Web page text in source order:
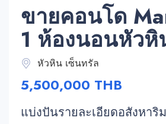
ขายคอนโด
1 ห้องนอนหัวหิ
หัวหิน เซ็นทรัล
5,500,000 THB
แบ่งปันรายละเอียดอสังหา